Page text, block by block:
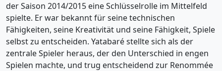
der Saison 2014/2015 eine Schlüsselrolle im Mittelfeld
spielte. Er war bekannt für seine technischen
Fähigkeiten, seine Kreativität und seine Fähigkeit, Spiele
selbst zu entscheiden. Yatabaré stellte sich als der
zentrale Spieler heraus, der den Unterschied in engen
Spielen machte, und trug entscheidend zur Renommée